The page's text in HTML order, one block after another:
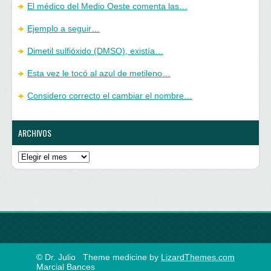
El médico del Medio Oeste comenta las…
Ejemplo a seguir…
Dimetil sulfióxido (DMSO), existía…
Esta vez le tocó al azul de metileno…
Considero correcto el cambiar el nombre…
ARCHIVOS
Archivos
Theme medicine by LizardThemes.com
© Dr. Julio
Marcial Bances